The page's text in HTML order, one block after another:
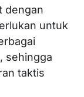
dengan
untuk
sehingga
taktis